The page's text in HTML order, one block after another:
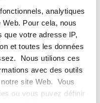
analytiques
Pour cela, nous
votre adresse IP,
et toutes les données
Nous utilions ces
avec des outils
site Web. Vous
ou vous puvez définir
êtes
page